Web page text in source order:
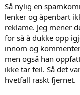
Så nylig en
lenker og åpenbart
reklame. Jeg mener
for så å dukke opp
innom og
men også han
ikke tar feil. Så det
hvetfall raskt fjernet.